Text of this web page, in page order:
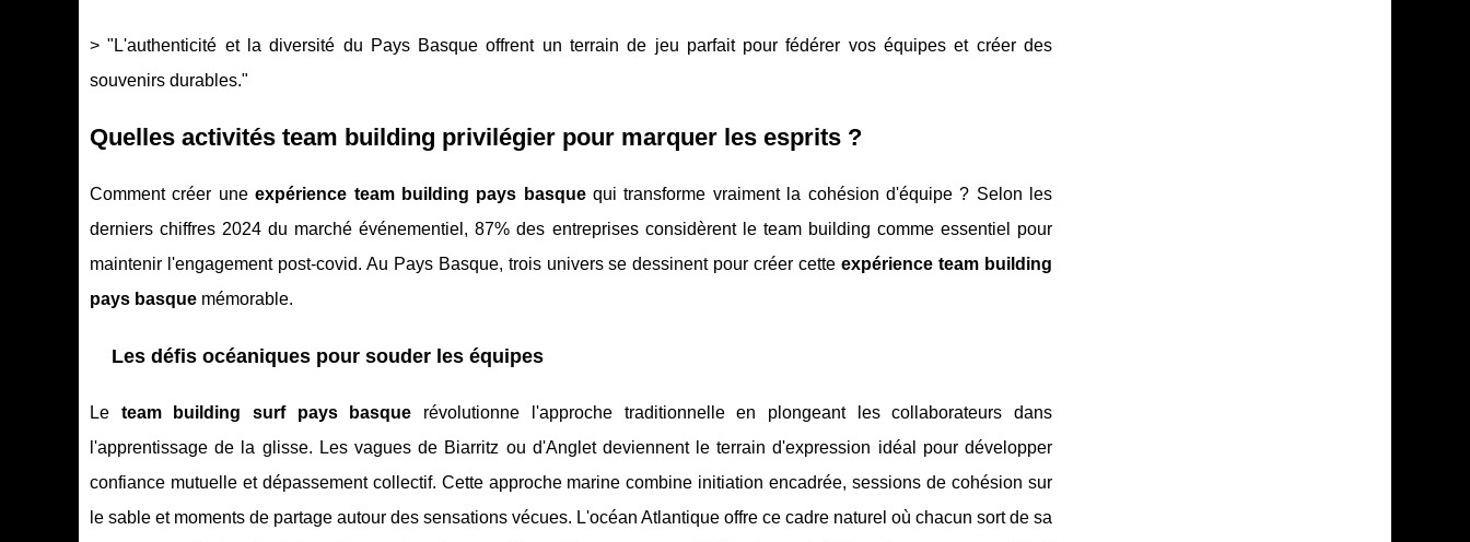
> "L'authenticité et la diversité du Pays Basque offrent un terrain de jeu parfait pour fédérer vos équipes et créer des
souvenirs durables."
Quelles activités team building privilégier pour marquer les esprits ?
Comment créer uneexpérience team building pays basquequi transforme vraiment la cohésion d'équipe ? Selon les
derniers chiffres 2024 du marché événementiel, 87% des entreprises considèrent le team building comme essentiel pour
maintenir l'engagement post-covid. Au Pays Basque, trois univers se dessinent pour créer cetteexpérience team building
pays basque mémorable.
Les défis océaniques pour souder les équipes
Le team building surf pays basque révolutionne l'approche traditionnelle en plongeant les collaborateurs dans
l'apprentissage de la glisse. Les vagues de Biarritz ou d'Anglet deviennent le terrain d'expression idéal pour développer
confiance mutuelle et dépassement collectif. Cette approche marine combine initiation encadrée, sessions de cohésion sur
le sable et moments de partage autour des sensations vécues. L'océan Atlantique offre ce cadre naturel où chacun sort de sa